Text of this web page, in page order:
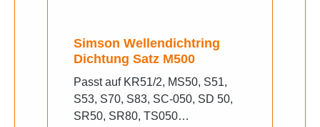
Simson Wellendichtring
Dichtung Satz M500
Passt auf KR51/2, MS50, S51,
S53, S70, S83, SC-050, SD 50,
SR50, SR80, TS050